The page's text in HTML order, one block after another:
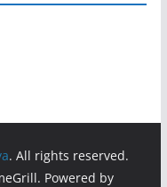
. All rights reserved.
Powered by